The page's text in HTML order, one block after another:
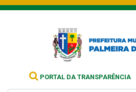
PORTAL DA TRANSPARÊNCIA